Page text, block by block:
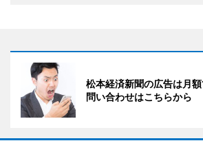
松本経済新聞の広告は月
問い合わせはこちらから